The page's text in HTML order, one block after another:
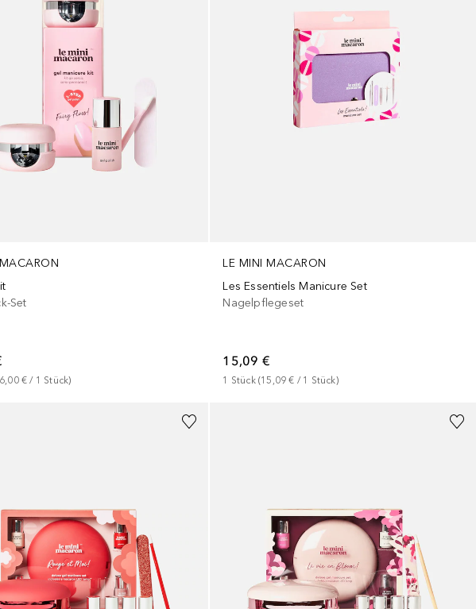
Set
€ / 1 Stück)
LE MINI MACARON
Les Essentiels Manicure Set
Nagelpflegeset
15,09 €
1 Stück (15,09 € / 1 Stück)